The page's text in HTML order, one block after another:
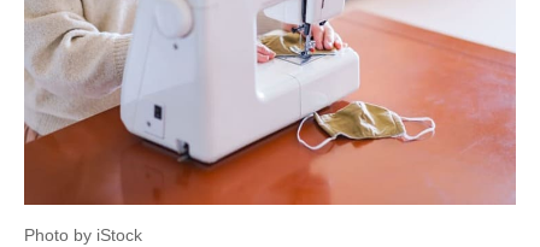
Photo by iStock